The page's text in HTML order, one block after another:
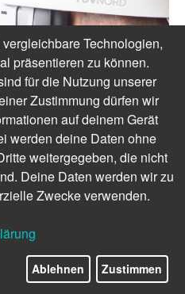
Technologien,
präsentieren zu können.
für die Nutzung unserer
Zustimmung dürfen wir
auf deinem Gerät
werden deine Daten ohne
weitergegeben, die nicht
Deine Daten werden wir zu
Zwecke verwenden.
Ablehnen Zustimmen